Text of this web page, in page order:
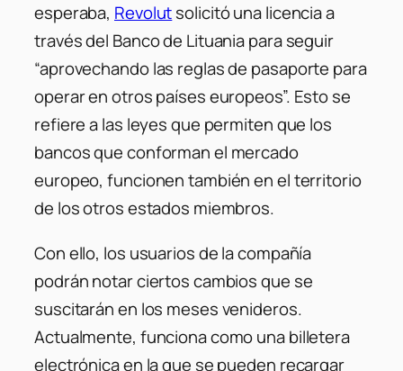
esperaba, Revolutsolicitó una licencia a
través del Banco de Lituania para seguir
“aprovechando las reglas de pasaporte para
operar en otros países europeos”. Esto se
refiere a las leyes que permiten que los
bancos que conforman el mercado
europeo, funcionen también en el territorio
de los otros estados miembros.
Con ello, los usuarios de la compañía
podrán notar ciertos cambios que se
suscitarán en los meses venideros.
Actualmente, funciona como una billetera
electrónica en la que se pueden recargar